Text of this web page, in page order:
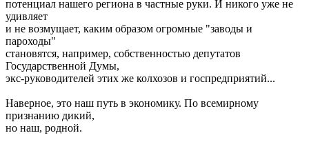
потенциал нашего региона в частные руки. И никого уже не
удивляет
и не возмущает, каким образом огромные "заводы и
пароходы"
становятся, например, собственностью депутатов
Государственной Думы,
экс-руководителей этих же колхозов и госпредприятий...
Наверное, это наш путь в экономику. По всемирному
признанию дикий,
но наш, родной.